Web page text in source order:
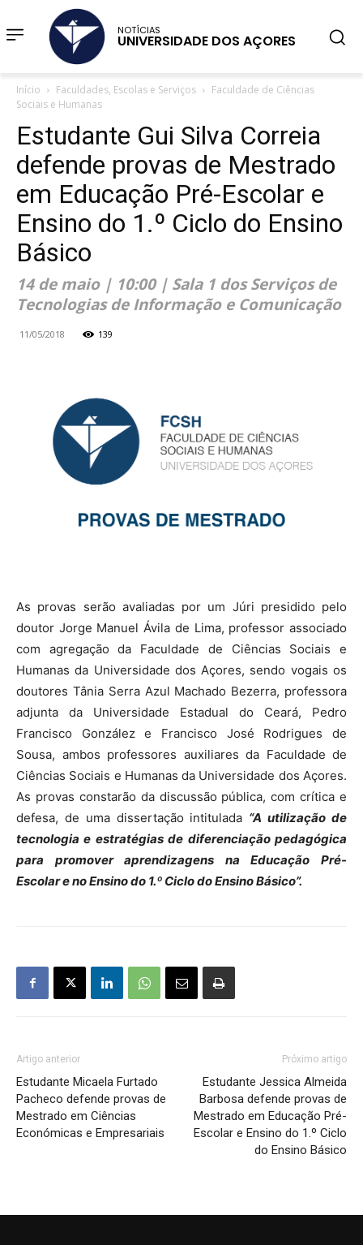
NOTÍCIAS
UNIVERSIDADE DOS AÇORES
Início Faculdades, Escolas e Serviços
Faculdade de Ciências
Sociais e Humanas
Estudante Gui Silva Correia
defende provas de Mestrado
em Educação Pré-Escolar e
Ensino do 1.º Ciclo do Ensino
Básico
14 de maio | 10:00 | Sala 1 dos Serviços de
Tecnologias de Informação e Comunicação
11/05/2018 139
As provas serão avaliadas por um Júri presidido pelo
doutor Jorge Manuel Ávila de Lima, professor associado
com agregação da Faculdade de Ciências Sociais e
Humanas da Universidade dos Açores, sendo vogais os
doutores Tânia Serra Azul Machado Bezerra, professora
adjunta da Universidade Estadual do Ceará, Pedro
Francisco González e Francisco José Rodrigues de
Sousa, ambos professores auxiliares da Faculdade de
Ciências Sociais e Humanas da Universidade dos Açores.
As provas constarão da discussão pública, com crítica e
defesa, de uma dissertação intitulada “A utilização de
tecnologia e estratégias de diferenciação pedagógica
para promover aprendizagens na Educação Pré-
Escolar e no Ensino do 1.º Ciclo do Ensino Básico”.
Artigo anterior
Estudante Micaela Furtado
Pacheco defende provas de
Mestrado em Ciências
Económicas e Empresariais
Próximo artigo
Estudante Jessica Almeida
Barbosa defende provas de
Mestrado em Educação Pré-
Escolar e Ensino do 1.º Ciclo
do Ensino Básico